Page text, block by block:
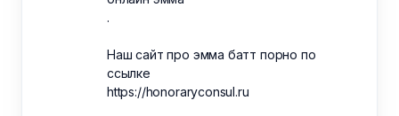
.
Наш сайт про эмма батт порно по
ссылке
https://honoraryconsul.ru